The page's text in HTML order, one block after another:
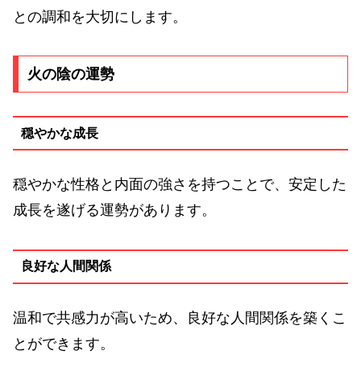
との調和を大切にします。
火の陰の運勢
穏やかな成長
穏やかな性格と内面の強さを持つことで、安定した
成長を遂げる運勢があります。
良好な人間関係
温和で共感力が高いため、良好な人間関係を築くこ
とができます。